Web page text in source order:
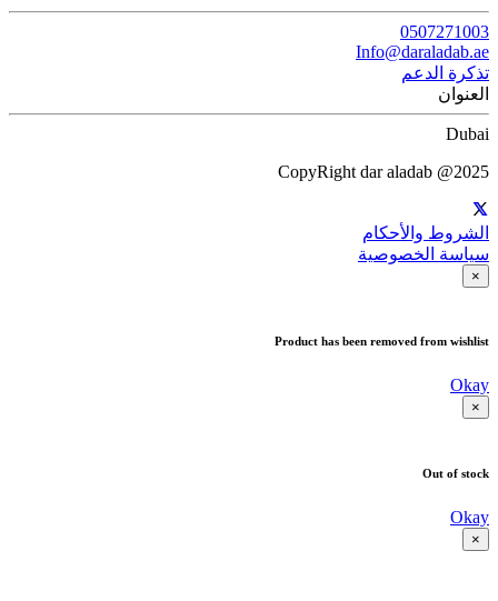
0507271003
Info@daraladab.ae
تذكرة الدعم
العنوان
Dubai
CopyRight dar aladab @2025
الشروط والأحكام
سياسة الخصوصية
×
Product has been removed from wishlist
Okay
×
Out of stock
Okay
×